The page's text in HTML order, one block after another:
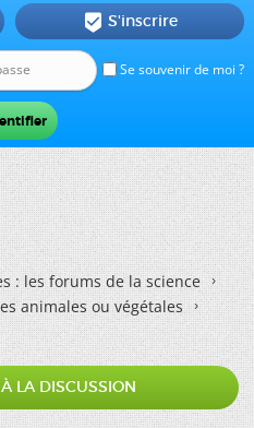
Se souvenir de moi ?
 S'inscrire
: les forums de la science
animales ou végétales
LA DISCUSSION